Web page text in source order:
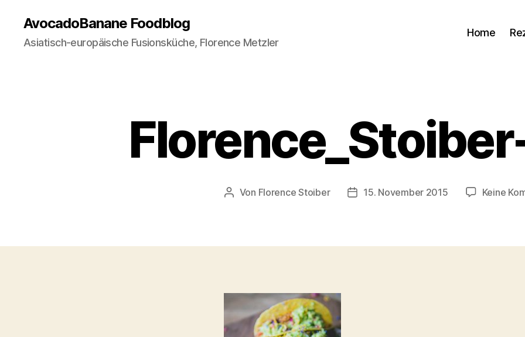
AvocadoBanane Foodblog
Asiatisch-europäische Fusionsküche, Florence Metzler
Home
Beitragsautor
Von Florence Stoiber Veröffentlichungsdatum
15. November 2015 Keine